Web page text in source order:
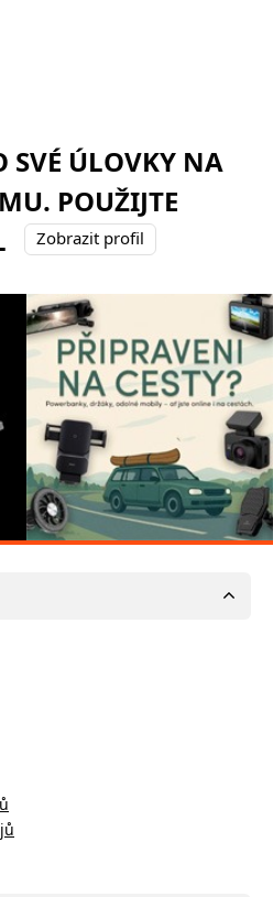
SVÉ ÚLOVKY NA
POUŽIJTE
Zobrazit profil